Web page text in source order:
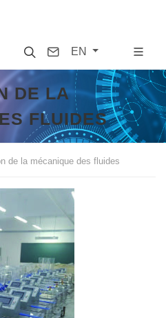
SearchContact
EN
DE LA
FLUIDES
de la mécanique des fluides